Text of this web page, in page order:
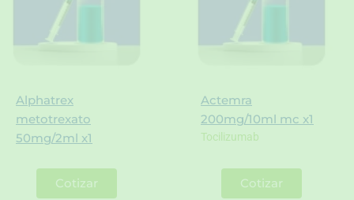
Alphatrex
metotrexato
50mg/2ml x1
Cotizar
Actemra
200mg/10ml mc x1
Tocilizumab
Cotizar